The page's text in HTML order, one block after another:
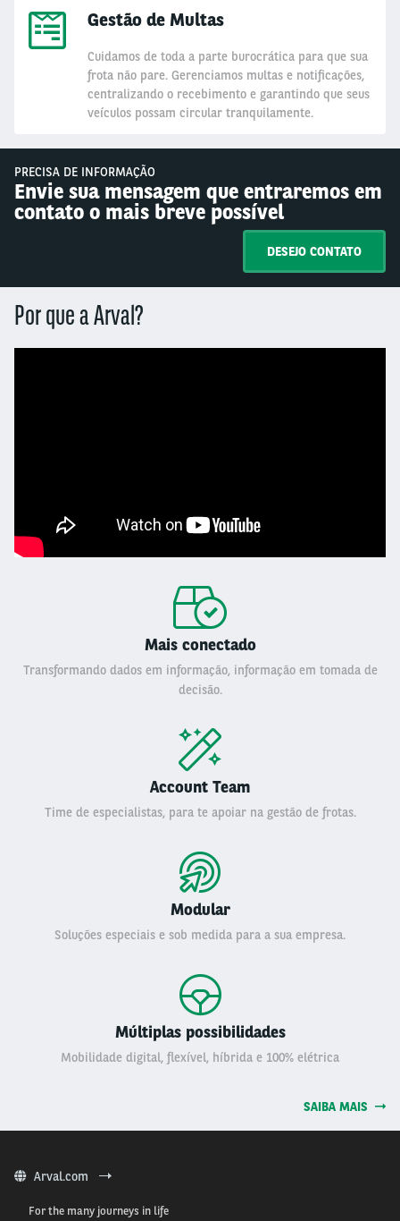
Gestão de Multas
Cuidamos de toda a parte burocrática para que sua
frota não pare. Gerenciamos multas e notificações,
centralizando o recebimento e garantindo que seus
veículos possam circular tranquilamente.
PRECISA DE INFORMAÇÃO
Envie sua mensagem que entraremos em
contato o mais breve possível
DESEJO CONTATO
Por que a Arval?
Mais conectado
Transformando dados em informação, informação em tomada de
decisão.
Account Team
Time de especialistas, para te apoiar na gestão de frotas.
Modular
Soluções especiais e sob medida para a sua empresa.
Múltiplas possibilidades
Mobilidade digital, flexível, híbrida e 100% elétrica
SAIBA MAIS
Arval.com
For the many journeys in life